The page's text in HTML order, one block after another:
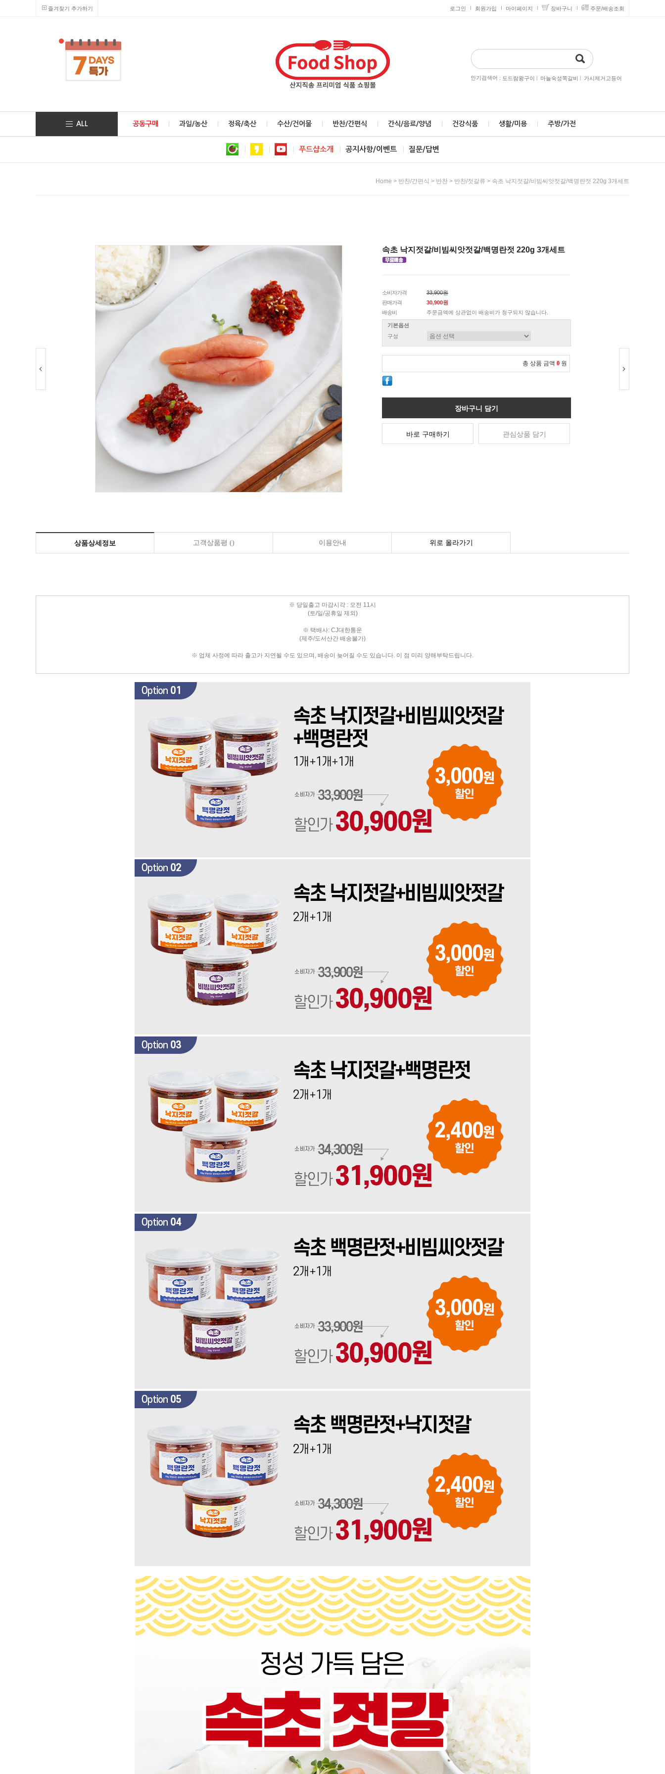
즐겨찾기 추가하기 로그인 회원가입 마이페이지 장바구니 주문/배송조회
인기검색어 : 도드람왕구이 | 마늘숙성쪽갈비 | 가시제거고등어
ALL 공동구매 과일/농산 정육/축산 수산/건어물 반찬/간편식 간식/음료/양념 건강식품 생활/미용 주방/가전
푸드샵소개 공지사항/이벤트 질문/답변
Home > 반찬/간편식 > 반찬 > 반찬/젓갈류 > 속초 낙지젓갈/비빔씨앗젓갈/백명란젓 220g 3개세트
속초 낙지젓갈/비빔씨앗젓갈/백명란젓 220g 3개세트
소비자가격
33,900원
판매가격
30,900원
배송비
주문금액에 상관없이 배송비가 청구되지 않습니다.
기본옵션
구성
총 상품 금액 0 원
장바구니 담기
바로 구매하기 관심상품 담기
상품상세정보 고객상품평 () 이용안내 위로 올라가기
※ 당일출고 마감시각 : 오전 11시
(토/일/공휴일 제외)
※ 택배사: CJ대한통운
(제주/도서산간 배송불가)
※ 업체 사정에 따라 출고가 지연될 수도 있으며, 배송이 늦어질 수도 있습니다. 이 점 미리 양해부탁드립니다.